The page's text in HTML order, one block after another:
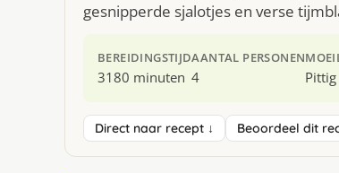
gesnipperde sjalotjes en verse
BEREIDINGSTIJD
3180 minuten
AANTAL PERSONEN
4 Pittig
Direct naar recept ↓ Beoordeel dit